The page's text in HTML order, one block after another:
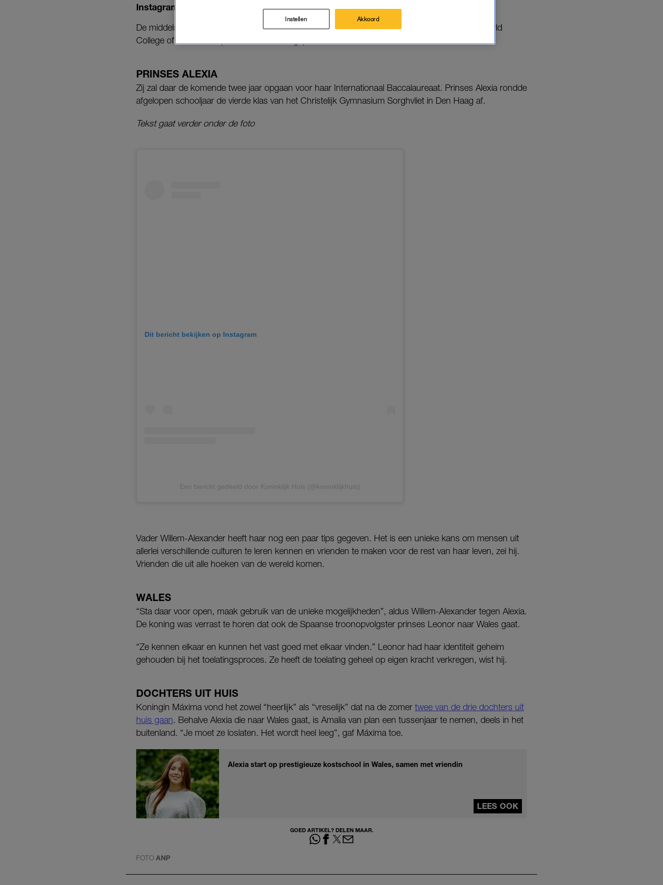
Instagram.
De middelste dochter van Willem-Alexander en Máxima gaat twee jaar studeren aan United World
College of the Atlantic (UWC Atlantic College).
PRINSES ALEXIA
Zij zal daar de komende twee jaar opgaan voor haar Internationaal Baccalaureaat. ⁣Prinses Alexia rondde
afgelopen schooljaar de vierde klas van het Christelijk Gymnasium Sorghvliet in Den Haag af.⁣
Tekst gaat verder onder de foto
Dit bericht bekijken op Instagram
Een bericht gedeeld door Koninklijk Huis (@koninklijkhuis)
Vader Willem-Alexander heeft haar nog een paar tips gegeven. Het is een unieke kans om mensen uit
allerlei verschillende culturen te leren kennen en vrienden te maken voor de rest van haar leven, zei hij.
Vrienden die uit alle hoeken van de wereld komen.
WALES
“Sta daar voor open, maak gebruik van de unieke mogelijkheden”, aldus Willem-Alexander tegen Alexia.
De koning was verrast te horen dat ook de Spaanse troonopvolgster prinses Leonor naar Wales gaat.
“Ze kennen elkaar en kunnen het vast goed met elkaar vinden.” Leonor had haar identiteit geheim
gehouden bij het toelatingsproces. Ze heeft de toelating geheel op eigen kracht verkregen, wist hij.
DOCHTERS UIT HUIS
Koningin Máxima vond het zowel “heerlijk” als “vreselijk” dat na de zomer twee van de drie dochters uit
huis gaan. Behalve Alexia die naar Wales gaat, is Amalia van plan een tussenjaar te nemen, deels in het
buitenland. “Je moet ze loslaten. Het wordt heel leeg”, gaf Máxima toe.
Alexia start op prestigieuze kostschool in Wales, samen met vriendin
LEES OOK
GOED ARTIKEL? DELEN MAAR.
FOTO ANP
Instellen Akkoord